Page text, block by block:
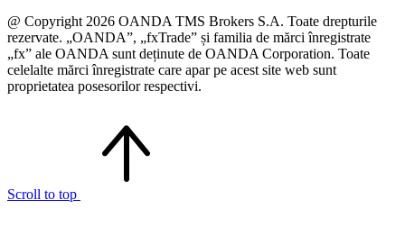
@ Copyright 2026 OANDA TMS Brokers S.A. Toate drepturile
rezervate. „OANDA”, „fxTrade” și familia de mărci înregistrate
„fx” ale OANDA sunt deținute de OANDA Corporation. Toate
celelalte mărci înregistrate care apar pe acest site web sunt
proprietatea posesorilor respectivi.
Scroll to top